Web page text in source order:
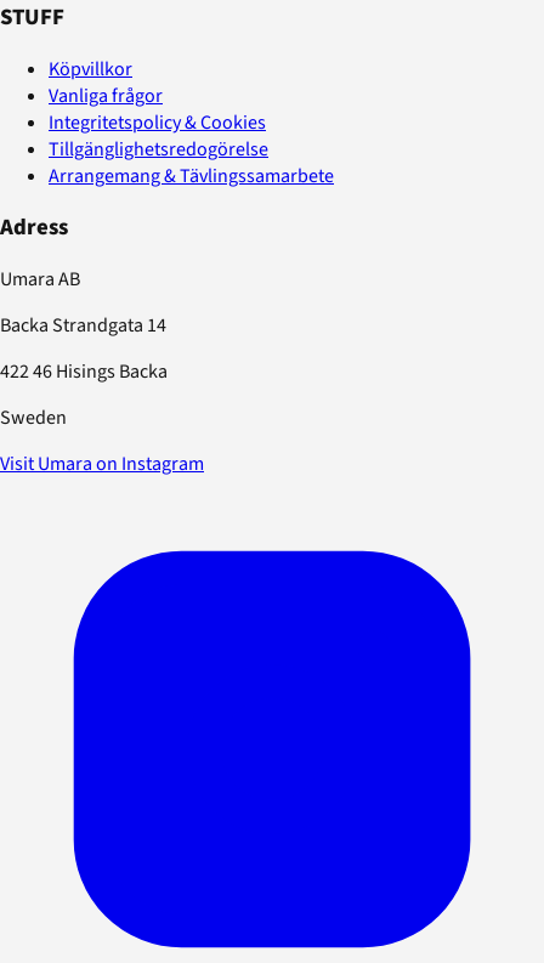
STUFF
Köpvillkor
Vanliga frågor
Integritetspolicy & Cookies
Tillgänglighetsredogörelse
Arrangemang & Tävlingssamarbete
Adress
Umara AB
Backa Strandgata 14
422 46 Hisings Backa
Sweden
Visit Umara on Instagram